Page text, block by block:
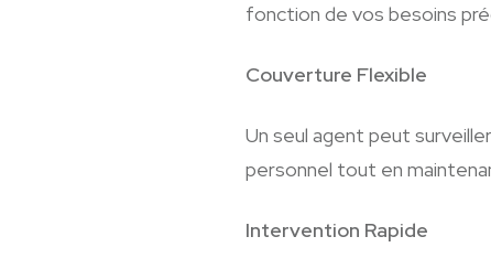
fonction de vos besoins
Couverture Flexible
Un seul agent peut
personnel tout en
Intervention Rapide